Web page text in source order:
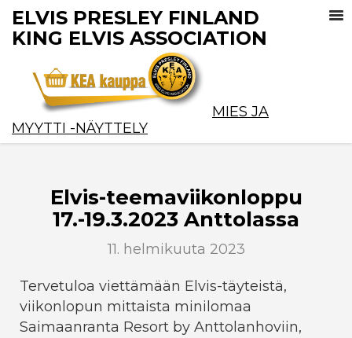
ELVIS PRESLEY FINLAND
KING ELVIS ASSOCIATION
MIES JA
MYYTTI -NÄYTTELY
Elvis-teemaviikonloppu
17.-19.3.2023 Anttolassa
11. helmikuuta 2023
Tervetuloa viettämään Elvis-täyteistä,
viikonlopun mittaista minilomaa
Saimaanranta Resort by Anttolanhoviin,